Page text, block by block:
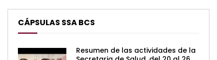
CÁPSULAS SSA BCS
Resumen de las actividades de la